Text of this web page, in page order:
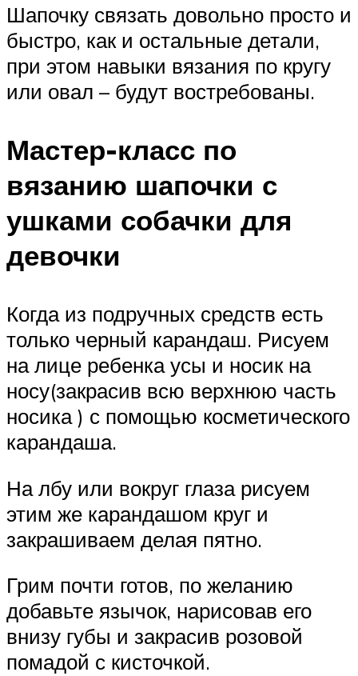
Шапочку связать довольно просто и
быстро, как и остальные детали,
при этом навыки вязания по кругу
или овал – будут востребованы.
Мастер-класс по
вязанию шапочки с
ушками собачки для
девочки
Когда из подручных средств есть
только черный карандаш. Рисуем
на лице ребенка усы и носик на
носу(закрасив всю верхнюю часть
носика ) с помощью косметического
карандаша.
На лбу или вокруг глаза рисуем
этим же карандашом круг и
закрашиваем делая пятно.
Грим почти готов, по желанию
добавьте язычок, нарисовав его
внизу губы и закрасив розовой
помадой с кисточкой.